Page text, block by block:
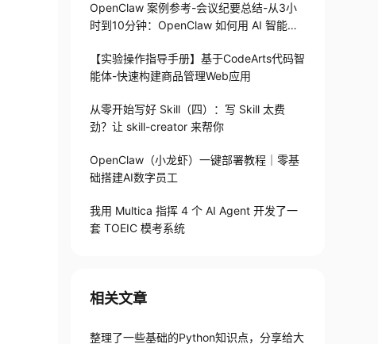
OpenClaw 案例参考-会议纪要总结-从3小
时到10分钟：OpenClaw 如何用 AI 智能体
【实验操作指导手册】基于CodeArts代码智
能体-快速构建商品管理Web应用
从零开始写好 Skill（四）：写 Skill 太费
劲？让 skill-creator 来帮你
OpenClaw（小龙虾）一键部署教程｜零基
础搭建AI数字员工
我用 Multica 指挥 4 个 AI Agent 开发了一
套 TOEIC 模考系统
相关文章
整理了一些基础的Python知识点，分享给大